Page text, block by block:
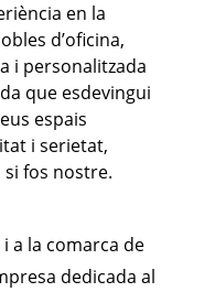
en la
d’oficina,
i personalitzada
que esdevingui
espais
i serietat,
fos nostre.
a la comarca de
dedicada al